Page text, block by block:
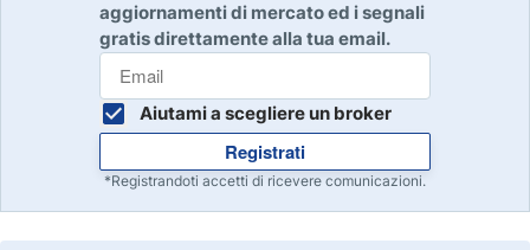
aggiornamenti di mercato ed i segnali
gratis direttamente alla tua email.
Aiutami a scegliere un broker
Registrati
*Registrandoti accetti di ricevere comunicazioni.